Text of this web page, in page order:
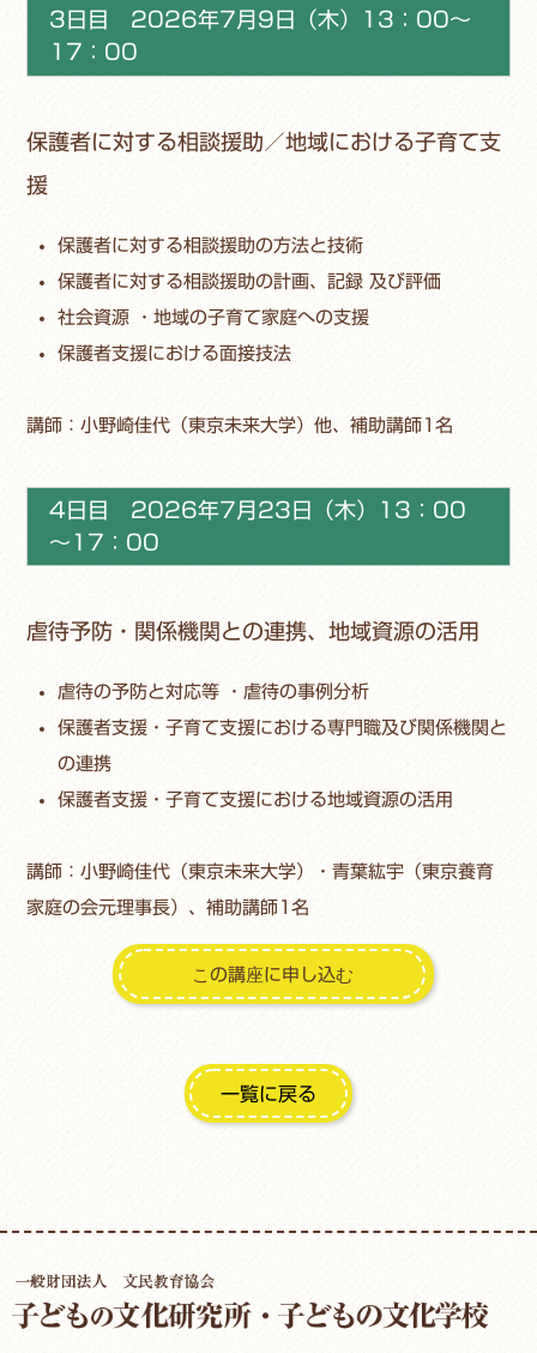
3日目 2026年7月9日（木）13：00～
17：00
保護者に対する相談援助／地域における子育て支
援
保護者に対する相談援助の方法と技術
保護者に対する相談援助の計画、記録 及び評価
社会資源 ・地域の子育て家庭への支援
保護者支援における面接技法
講師：小野崎佳代（東京未来大学）他、補助講師1名
4日目 2026年7月23日（木）13：00
～17：00
虐待予防・関係機関との連携、地域資源の活用
虐待の予防と対応等 ・虐待の事例分析
保護者支援・子育て支援における専門職及び関係機関と
の連携
保護者支援・子育て支援における地域資源の活用
講師：小野崎佳代（東京未来大学）・青葉紘宇 （東京養育
家庭の会元理事長） 、補助講師1名
一覧に戻る